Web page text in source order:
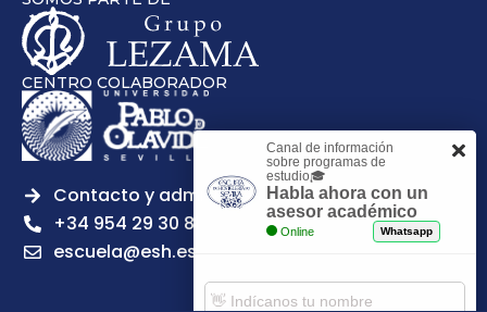
CENTRO COLABORADOR
Contacto y admisiones
+34 954 29 30 81
escuela@esh.es
Canal de información
sobre programas de
estudio🎓
Habla ahora con un
asesor académico
Online Whatsapp